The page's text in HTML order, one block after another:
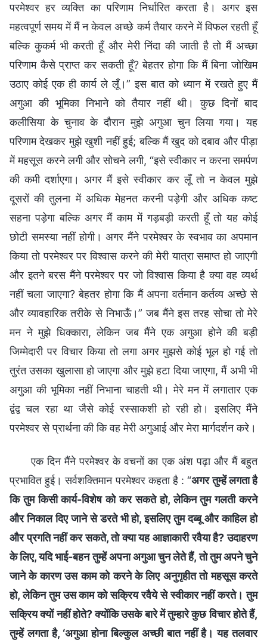
परमेश्वर हर व्यक्ति का परिणाम निर्धारित करता है। अगर इस
महत्वपूर्ण समय में मैं न केवल अच्छे कर्म तैयार करने में विफल रहती हूँ
बल्कि कुकर्म भी करती हूँ और मेरी निंदा की जाती है तो मैं अच्छा
परिणाम कैसे प्राप्त कर सकती हूँ? बेहतर होगा कि मैं बिना जोखिम
उठाए कोई एक ही कार्य ले लूँ।” इस बात को ध्यान में रखते हुए मैं
अगुआ की भूमिका निभाने को तैयार नहीं थी। कुछ दिनों बाद
कलीसिया के चुनाव के दौरान मुझे अगुआ चुन लिया गया। यह
परिणाम देखकर मुझे खुशी नहीं हुई; बल्कि मैं खुद को दबाव और पीड़ा
में महसूस करने लगी और सोचने लगी, “इसे स्वीकार न करना समर्पण
की कमी दर्शाएगा। अगर मैं इसे स्वीकार कर लूँ तो न केवल मुझे
दूसरों की तुलना में अधिक मेहनत करनी पड़ेगी और अधिक कष्ट
सहना पड़ेगा बल्कि अगर मैं काम में गड़बड़ी करती हूँ तो यह कोई
छोटी समस्या नहीं होगी। अगर मैंने परमेश्वर के स्वभाव का अपमान
किया तो परमेश्वर पर विश्वास करने की मेरी यात्रा समाप्त हो जाएगी
और इतने बरस मैंने परमेश्वर पर जो विश्वास किया है क्या वह व्यर्थ
नहीं चला जाएगा? बेहतर होगा कि मैं अपना वर्तमान कर्तव्य अच्छे से
और व्यावहारिक तरीके से निभाऊँ।” जब मैंने इस तरह सोचा तो मेरे
मन ने मुझे धिक्कारा, लेकिन जब मैंने एक अगुआ होने की बड़ी
जिम्मेदारी पर विचार किया तो लगा अगर मुझसे कोई भूल हो गई तो
तुरंत उसका खुलासा हो जाएगा और मुझे हटा दिया जाएगा, मैं अभी भी
अगुआ की भूमिका नहीं निभाना चाहती थी। मेरे मन में लगातार एक
द्वंद्व चल रहा था जैसे कोई रस्साकशी हो रही हो। इसलिए मैंने
परमेश्वर से प्रार्थना की कि वह मेरी अगुआई और मेरा मार्गदर्शन करे।
एक दिन मैंने परमेश्वर के वचनों का एक अंश पढ़ा और मैं बहुत
प्रभावित हुई। सर्वशक्तिमान परमेश्वर कहता है : “अगर तुम्हें लगता है
कि तुम किसी कार्य-विशेष को कर सकते हो, लेकिन तुम गलती करने
और निकाल दिए जाने से डरते भी हो, इसलिए तुम दब्बू और काहिल हो
और प्रगति नहीं कर सकते, तो क्या यह आज्ञाकारी रवैया है? उदाहरण
के लिए, यदि भाई-बहन तुम्हें अपना अगुआ चुन लेते हैं, तो तुम अपने चुने
जाने के कारण उस काम को करने के लिए अनुगृहीत तो महसूस करते
हो, लेकिन तुम उस काम को सक्रिय रवैये से स्वीकार नहीं करते। तुम
सक्रिय क्यों नहीं होते? क्योंकि उसके बारे में तुम्हारे कुछ विचार होते हैं,
तुम्हें लगता है, ‘अगुआ होना बिल्कुल अच्छी बात नहीं है। यह तलवार